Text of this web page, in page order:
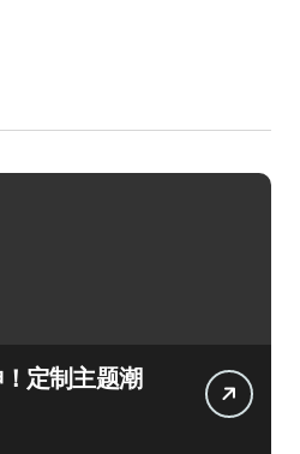
定制主题潮